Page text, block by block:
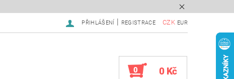
CZK EUR
PŘIHLÁŠENÍ REGISTRACE
0 0 Kč